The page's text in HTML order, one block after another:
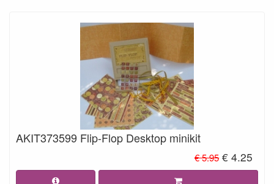
AKIT373599 Flip-Flop Desktop minikit
€ 5.95 € 4.25